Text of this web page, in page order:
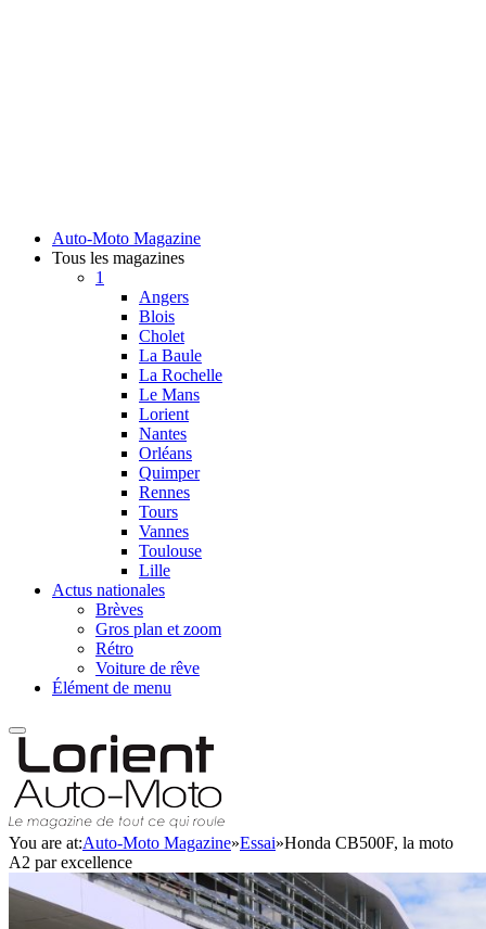
Auto-Moto Magazine
Tous les magazines
1
Angers
Blois
Cholet
La Baule
La Rochelle
Le Mans
Lorient
Nantes
Orléans
Quimper
Rennes
Tours
Vannes
Toulouse
Lille
Actus nationales
Brèves
Gros plan et zoom
Rétro
Voiture de rêve
Élément de menu
You are at:Auto-Moto Magazine»Essai»Honda CB500F, la moto
A2 par excellence